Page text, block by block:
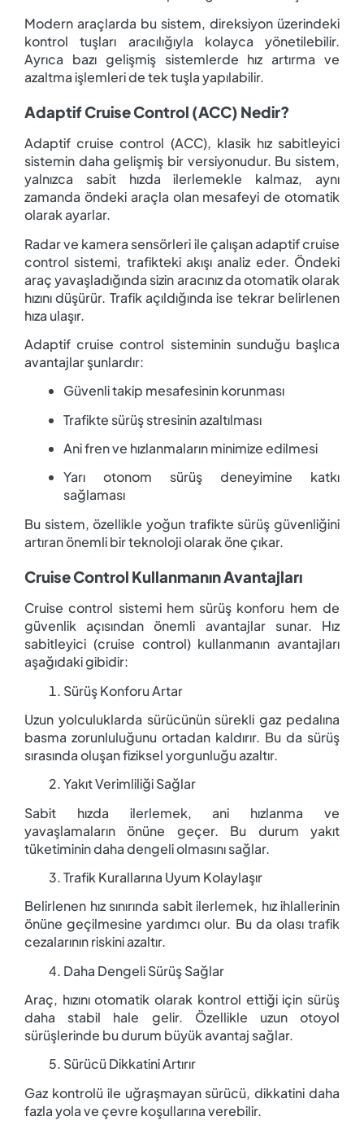
Modern araçlarda bu sistem, direksiyon üzerindeki
kontrol tuşları aracılığıyla kolayca yönetilebilir.
Ayrıca bazı gelişmiş sistemlerde hız artırma ve
azaltma işlemleri de tek tuşla yapılabilir.
Adaptif Cruise Control (ACC) Nedir?
Adaptif cruise control (ACC), klasik hız sabitleyici
sistemin daha gelişmiş bir versiyonudur. Bu sistem,
yalnızca sabit hızda ilerlemekle kalmaz, aynı
zamanda öndeki araçla olan mesafeyi de otomatik
olarak ayarlar.
Radar ve kamera sensörleri ile çalışan adaptif cruise
control sistemi, trafikteki akışı analiz eder. Öndeki
araç yavaşladığında sizin aracınız da otomatik olarak
hızını düşürür. Trafik açıldığında ise tekrar belirlenen
hıza ulaşır.
Adaptif cruise control sisteminin sunduğu başlıca
avantajlar şunlardır:
Güvenli takip mesafesinin korunması
Trafikte sürüş stresinin azaltılması
Ani fren ve hızlanmaların minimize edilmesi
Yarı otonom sürüş deneyimine katkı
sağlaması
Bu sistem, özellikle yoğun trafikte sürüş güvenliğini
artıran önemli bir teknoloji olarak öne çıkar.
Cruise Control Kullanmanın Avantajları
Cruise control sistemi hem sürüş konforu hem de
güvenlik açısından önemli avantajlar sunar. Hız
sabitleyici (cruise control) kullanmanın avantajları
aşağıdaki gibidir:
Sürüş Konforu Artar
Uzun yolculuklarda sürücünün sürekli gaz pedalına
basma zorunluluğunu ortadan kaldırır. Bu da sürüş
sırasında oluşan fiziksel yorgunluğu azaltır.
Yakıt Verimliliği Sağlar
Sabit hızda ilerlemek, ani hızlanma ve
yavaşlamaların önüne geçer. Bu durum yakıt
tüketiminin daha dengeli olmasını sağlar.
Trafik Kurallarına Uyum Kolaylaşır
Belirlenen hız sınırında sabit ilerlemek, hız ihlallerinin
önüne geçilmesine yardımcı olur. Bu da olası trafik
cezalarının riskini azaltır.
Daha Dengeli Sürüş Sağlar
Araç, hızını otomatik olarak kontrol ettiği için sürüş
daha stabil hale gelir. Özellikle uzun otoyol
sürüşlerinde bu durum büyük avantaj sağlar.
Sürücü Dikkatini Artırır
Gaz kontrolü ile uğraşmayan sürücü, dikkatini daha
fazla yola ve çevre koşullarına verebilir.